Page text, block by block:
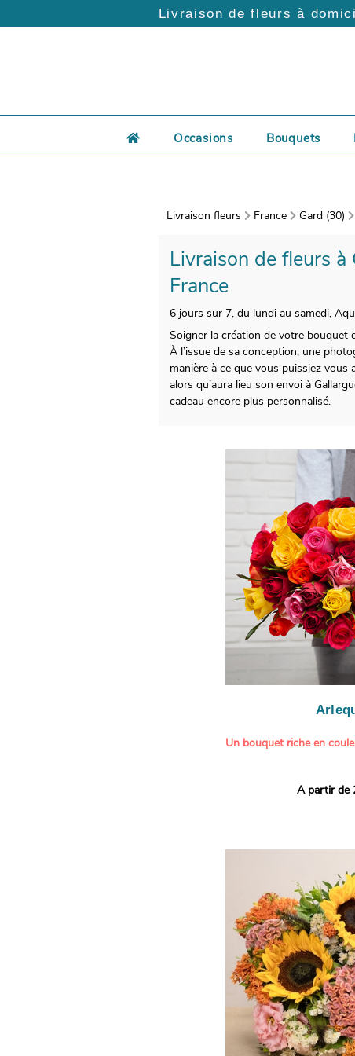
Livraison de fleurs à
Occasions Bouquets
Livraison fleurs France Gard (30)
Livraison de fleurs
France
6 jours sur 7, du lundi au samedi,
Soigner la création de votre bouquet
À l’issue de sa conception, une
manière à ce que vous puissiez vous
alors qu’aura lieu son envoi à
cadeau encore plus personnalisé.
Un bouquet riche en
vives pour un effet
'Tropical Amazone' et
pour leur tenue en vase,
incroyables et le parfait
leurs boutons.
Une explosion de
roses fraîches !
Il contient :
- Un mélange
rouges, jaunes et orange
- Quelques feuillages
A partir de